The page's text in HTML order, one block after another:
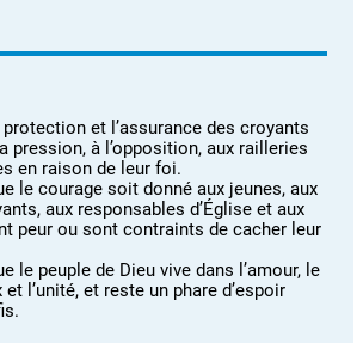
et l’assurance des croyants
pression, à l’opposition, aux railleries
en raison de leur foi.
le courage soit donné aux jeunes, aux
aux responsables d’Église et aux
peur ou sont contraints de cacher leur
le peuple de Dieu vive dans l’amour, le
et l’unité, et reste un phare d’espoir